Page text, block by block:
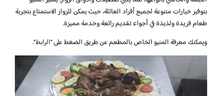
بتوفير خيارات متنوعة لجميع أفراد العائلة، حيث يمكن للزوار الاستمتاع بتجربة
طعام فريدة ولذيذة في أجواء تقديم رائعة وخدمة مميزة.
ويمكنك معرفة المنيو الخاص بالمطعم عن طريق الضغط على “الرابط“.